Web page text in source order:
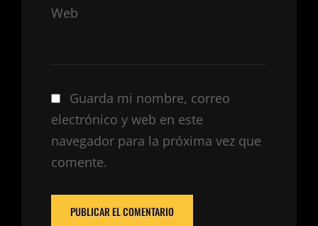
Web
Guarda mi nombre, correo
electrónico y web en este
navegador para la próxima vez que
comente.